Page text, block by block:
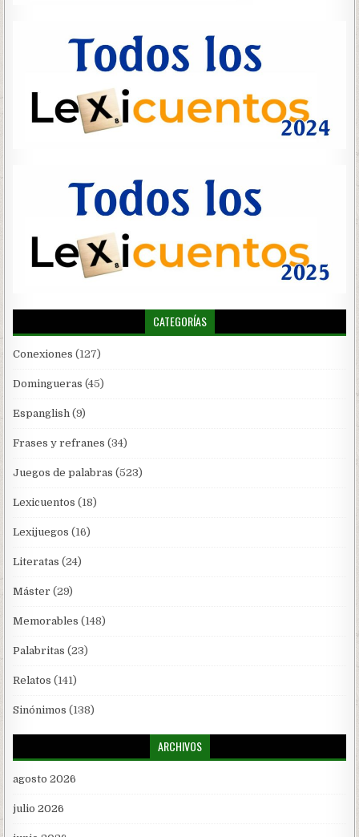
CATEGORÍAS
Conexiones (127)
Domingueras (45)
Espanglish (9)
Frases y refranes (34)
Juegos de palabras (523)
Lexicuentos (18)
Lexijuegos (16)
Literatas (24)
Máster (29)
Memorables (148)
Palabritas (23)
Relatos (141)
Sinónimos (138)
ARCHIVOS
agosto 2026
julio 2026